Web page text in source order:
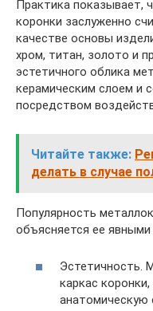
Практика показывает,
коронки заслуженно
качестве основы
хром, титан, золото и
эстетичного облика
керамическим слоем и
посредством
Читайте также:
делать в случае
Популярность
объясняется ее
Эстетичность.
каркас
анатомическую